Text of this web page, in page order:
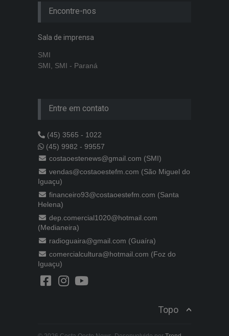
Encontre-nos
Sala de imprensa
SMI
SMI, SMI - Paraná
Entre em contato
(45) 3565 - 1022
(45) 9982 - 99557
costaoestenews@gmail.com (SMI)
vendas@costaoestefm.com (São Miguel do
Iguaçu)
financeiro93@costaoestefm.com (Santa
Helena)
dep.comercial1020@hotmail.com
(Medianeira)
radioguaira@gmail.com (Guaíra)
comercialcultura@hotmail.com (Foz do
Iguaçu)
Topo